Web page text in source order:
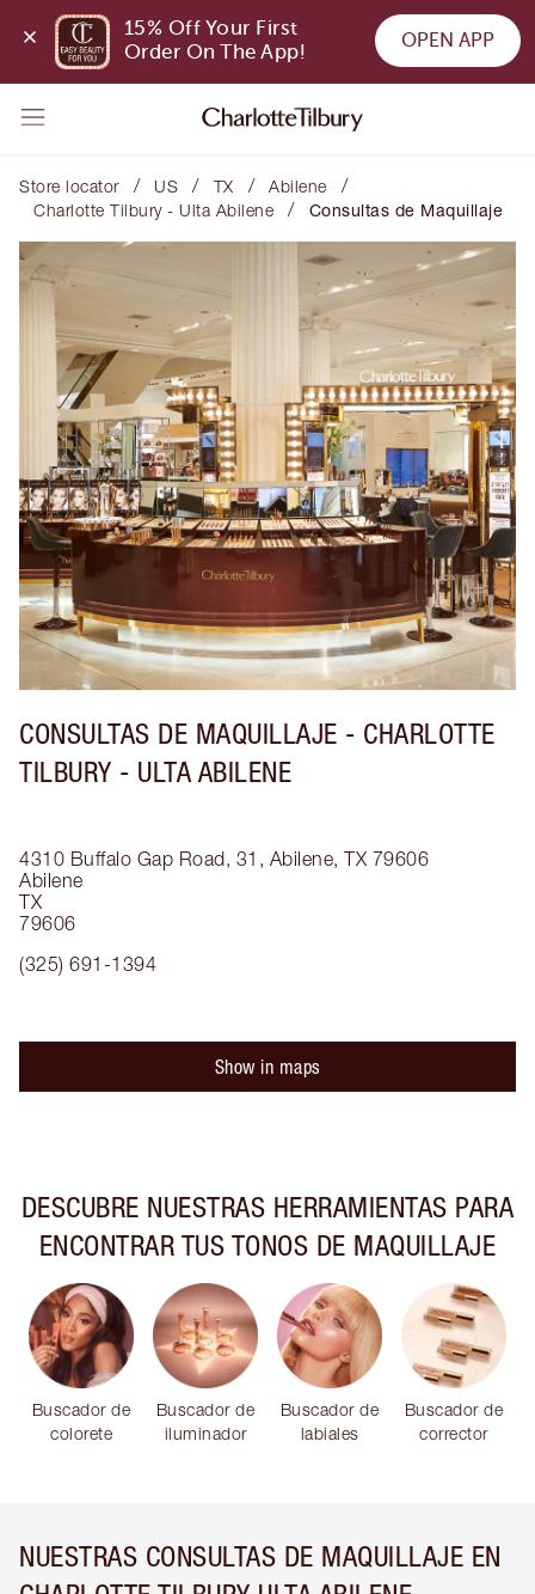
15% Off Your First
Order On The App!
OPEN APP
Store locator / US / TX / Abilene /
Charlotte Tilbury - Ulta Abilene / Consultas de Maquillaje
CONSULTAS DE MAQUILLAJE - CHARLOTTE
TILBURY - ULTA ABILENE
4310 Buffalo Gap Road, 31, Abilene, TX 79606
Abilene
TX
79606
(325) 691-1394
Show in maps
DESCUBRE NUESTRAS HERRAMIENTAS PARA
ENCONTRAR TUS TONOS DE MAQUILLAJE
Buscador de
colorete
Buscador de
iluminador
Buscador de
labiales
Buscador de
corrector
NUESTRAS CONSULTAS DE MAQUILLAJE EN